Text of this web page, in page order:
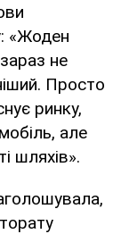
«Жоден
не
Просто
ринку,
але
шляхів».